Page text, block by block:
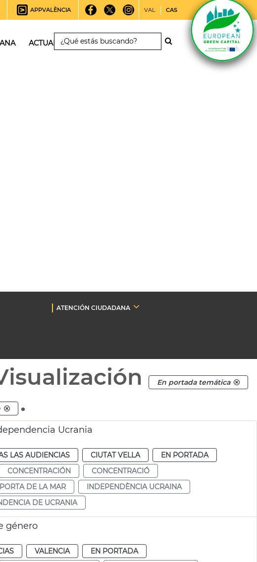
APPVALÈNCIA VAL CAS
ACTUALIDAD
ATENCIÓN CIUDADANA
En portada temática
.
Ucrania
LAS AUDIENCIAS CIUTAT VELLA
EN PORTADA
CONCENTRACIÓN
CONCENTRACIÓ
PORTA DE LA MAR
INDEPENDÈNCIA UCRAINA
DE UCRANIA
género
VALENCIA
EN PORTADA